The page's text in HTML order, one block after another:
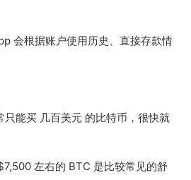
会根据账户使用历史、直接存款情
只能买 几百美元 的比特币，很快就
左右的 BTC 是比较常见的舒